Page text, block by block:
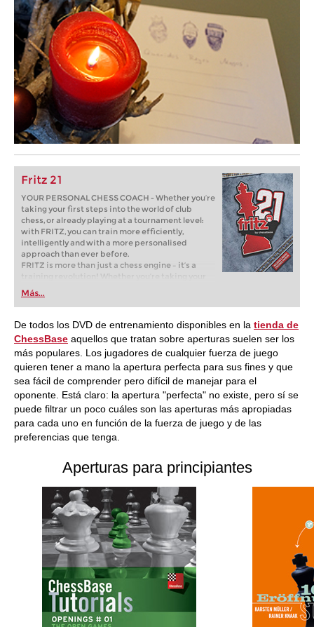
Fritz 21
YOUR PERSONAL CHESS COACH - Whether you’re
taking your first steps into the world of club
chess, or already playing at a tournament level:
with FRITZ, you can train more efficiently,
intelligently and with a more personalised
approach than ever before.
FRITZ is more than just a chess engine – it’s a
training revolution! Whether you’re taking your
first steps into the world of club chess, or already
playing at a tournament level: with FRITZ, you can
train more efficiently, intelligently and with a
more personalised approach than ever before.
Más...
De todos los DVD de entrenamiento disponibles en la tienda de
ChessBase aquellos que tratan sobre aperturas suelen ser los
más populares. Los jugadores de cualquier fuerza de juego
quieren tener a mano la apertura perfecta para sus fines y que
sea fácil de comprender pero difícil de manejar para el
oponente. Está claro: la apertura "perfecta" no existe, pero sí se
puede filtrar un poco cuáles son las aperturas más apropiadas
para cada uno en función de la fuerza de juego y de las
preferencias que tenga.
Aperturas para principiantes